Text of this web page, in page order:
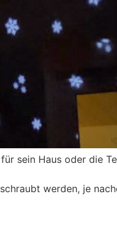
sein Haus oder die
werden, je